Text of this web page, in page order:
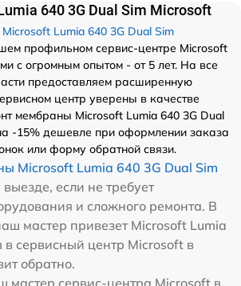
640 3G Dual Sim Microsoft
Lumia 640 3G Dual Sim
профильном сервис-центре Microsoft
с огромным опытом - от 5 лет. На все
предоставляем расширенную
центр уверены в качестве
мембраны Microsoft Lumia 640 3G Dual
-15% дешевле при оформлении заказа
или форму обратной связи.
Microsoft Lumia 640 3G Dual Sim
если не требует
и сложного ремонта. В
мастер привезет Microsoft Lumia
в сервисный центр Microsoft в
обратно.
мастер сервис-центра Microsoft в